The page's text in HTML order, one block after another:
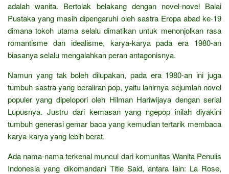
adalah wanita. Bertolak belakang dengan novel-novel Balai
Pustaka yang masih dipengaruhi oleh sastra Eropa abad ke-19
dimana tokoh utama selalu dimatikan untuk menonjolkan rasa
romantisme dan idealisme, karya-karya pada era 1980-an
biasanya selalu mengalahkan peran antagonisnya.
Namun yang tak boleh dilupakan, pada era 1980-an ini juga
tumbuh sastra yang beraliran pop, yaitu lahirnya sejumlah novel
populer yang dipelopori oleh Hilman Hariwijaya dengan serial
Lupusnya. Justru dari kemasan yang ngepop inilah diyakini
tumbuh generasi gemar baca yang kemudian tertarik membaca
karya-karya yang lebih berat.
Ada nama-nama terkenal muncul dari komunitas Wanita Penulis
Indonesia yang dikomandani Titie Said, antara lain: La Rose,